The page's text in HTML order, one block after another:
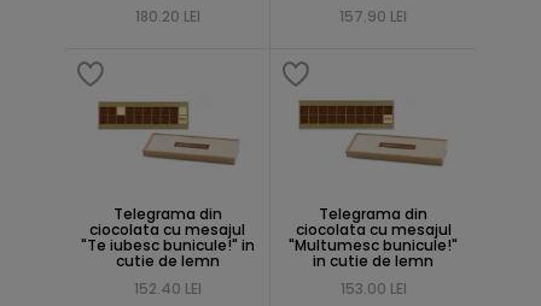
180.20 LEI
157.90 LEI
Telegrama din
ciocolata cu mesajul
"Te iubesc bunicule!" in
cutie de lemn
152.40 LEI
Telegrama din
ciocolata cu mesajul
"Multumesc bunicule!"
in cutie de lemn
153.00 LEI